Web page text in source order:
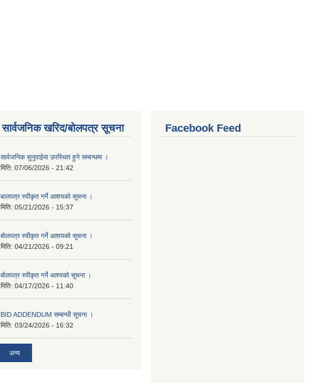
सार्वजनिक खरिद/बोलपत्र सूचना
सार्वजनिक सुनुवाईमा उपस्थित हुने सम्बन्धमा ।
मिति: 07/06/2026 - 21:42
बालपत्र स्वीकृत गर्ने आशयको सूचना ।
मिति: 05/21/2026 - 15:37
बोलपत्र स्वीकृत गर्ने आशयको सूचना ।
मिति: 04/21/2026 - 09:21
बोलपत्र स्वीकृत गर्ने आश्यको सूचना ।
मिति: 04/17/2026 - 11:40
BID ADDENDUM सम्बन्धी सूचना ।
मिति: 03/24/2026 - 16:32
अन्य
Facebook Feed